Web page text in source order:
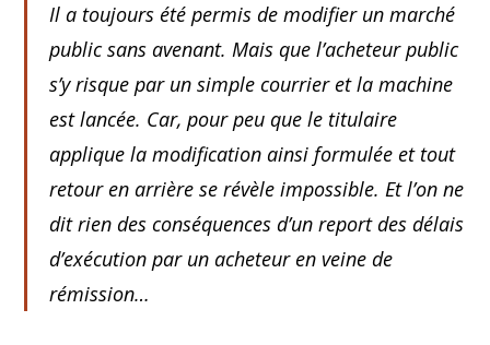
Il a toujours été permis de modifier un marché
public sans avenant. Mais que l’acheteur public
s’y risque par un simple courrier et la machine
est lancée. Car, pour peu que le titulaire
applique la modification ainsi formulée et tout
retour en arrière se révèle impossible. Et l’on ne
dit rien des conséquences d’un report des délais
d’exécution par un acheteur en veine de
rémission…